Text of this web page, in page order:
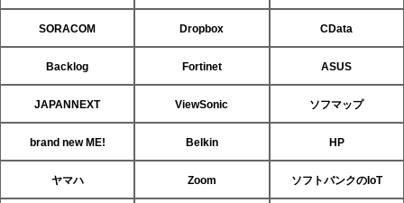
SORACOM Dropbox CData
Backlog Fortinet ASUS
JAPANNEXT ViewSonic ソフマップ
brand new ME! Belkin HP
ヤマハ Zoom ソフトバンクのIoT